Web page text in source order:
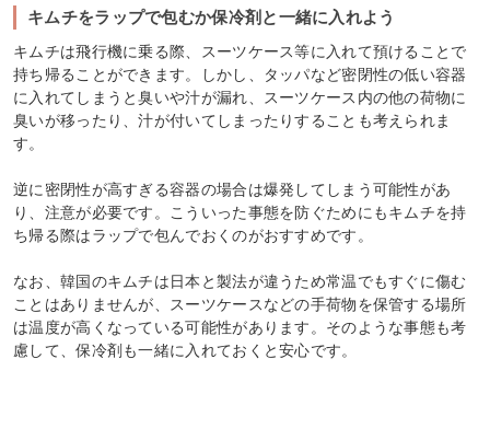
キムチをラップで包むか保冷剤と一緒に入れよう
キムチは飛行機に乗る際、スーツケース等に入れて預けることで
持ち帰ることができます。しかし、タッパなど密閉性の低い容器
に入れてしまうと臭いや汁が漏れ、スーツケース内の他の荷物に
臭いが移ったり、汁が付いてしまったりすることも考えられま
す。
逆に密閉性が高すぎる容器の場合は爆発してしまう可能性があ
り、注意が必要です。こういった事態を防ぐためにもキムチを持
ち帰る際はラップで包んでおくのがおすすめです。
なお、韓国のキムチは日本と製法が違うため常温でもすぐに傷む
ことはありませんが、スーツケースなどの手荷物を保管する場所
は温度が高くなっている可能性があります。そのような事態も考
慮して、保冷剤も一緒に入れておくと安心です。